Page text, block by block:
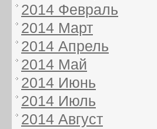
2014 Февраль
2014 Март
2014 Апрель
2014 Май
2014 Июнь
2014 Июль
2014 Август